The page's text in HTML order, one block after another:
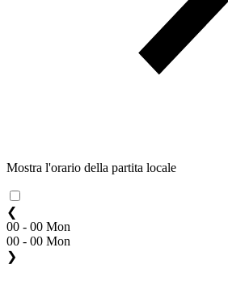
Mostra l'orario della partita locale
❮
00 - 00 Mon
00 - 00 Mon
❯